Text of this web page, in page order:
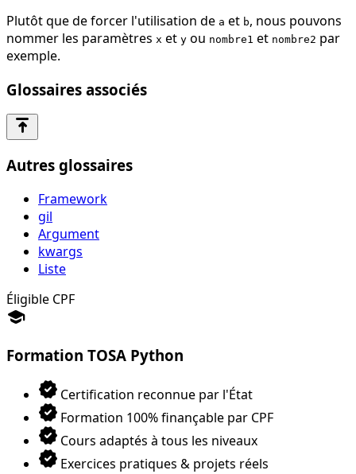
Plutôt que de forcer l'utilisation de a et b, nous pouvons
nommer les paramètres x et y ou nombre1 et nombre2 par
exemple.
Glossaires associés
vertical_align_top
Autres glossaires
Framework
gil
Argument
kwargs
Liste
Éligible CPF
school
Formation TOSA Python
verified Certification reconnue par l'État
verified Formation 100% finançable par CPF
verified Cours adaptés à tous les niveaux
verified Exercices pratiques & projets réels